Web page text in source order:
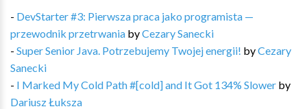
- DevStarter #3: Pierwsza praca jako programista —
przewodnik przetrwania byCezary Sanecki
- Super Senior Java. Potrzebujemy Twojej energii! byCezary
Sanecki
- I Marked My Cold Path #[cold] and It Got 134% Slower by
Dariusz Łuksza